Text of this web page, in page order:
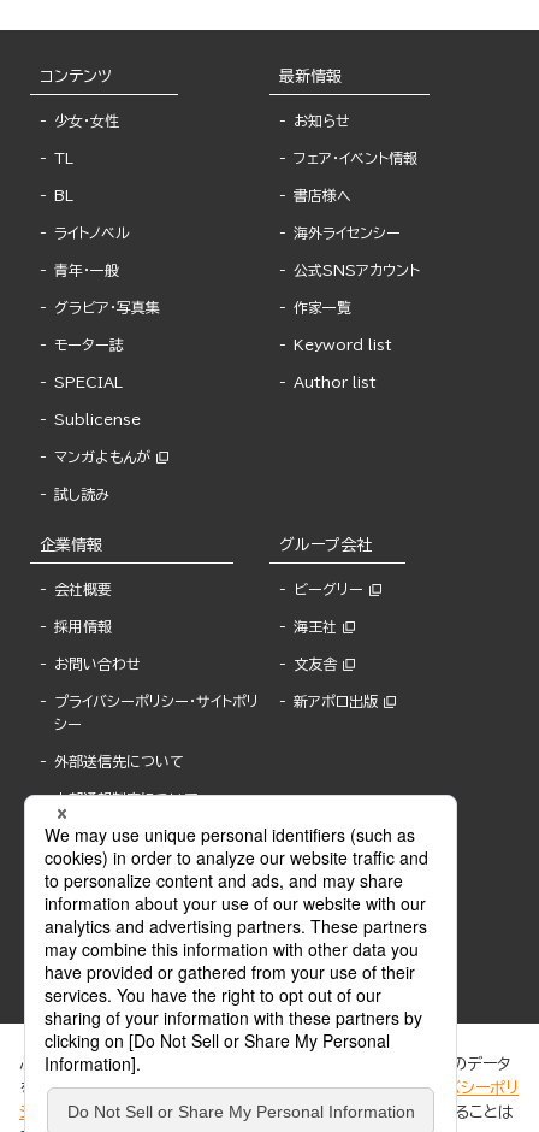
コンテンツ
少女・女性
TL
BL
ライトノベル
青年・一般
グラビア・写真集
モーター誌
SPECIAL
Sublicense
マンガよもんが
試し読み
最新情報
お知らせ
フェア・イベント情報
書店様へ
海外ライセンシー
公式SNSアカウント
作家一覧
Keyword list
Author list
企業情報
会社概要
採用情報
お問い合わせ
プライバシーポリシー・サイトポリ
シー
外部送信先について
内部通報制度について
グループ会社
ビーグリー
海王社
文友舎
新アポロ出版
ABJマークは、この電子書店・電子書籍配信サービスが、著作権者からコンテンツ使用許諾を
ぶんか社が運営するサイトでは、利便性向上のためにCookie等のデータ
を使用しています。 当社のCookieについての詳細は、「プライバシーポリ
シー
」をご覧ください。当サイトでは、訪問者の個人情報を追跡することは